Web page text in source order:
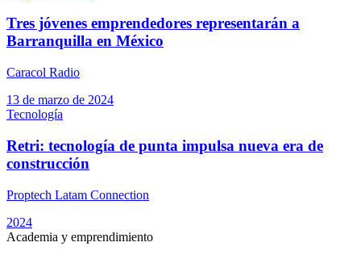
Tres jóvenes emprendedores representarán a
Barranquilla en México
Caracol Radio
13 de marzo de 2024
Tecnología
Retri: tecnología de punta impulsa nueva era de
construcción
Proptech Latam Connection
2024
Academia y emprendimiento